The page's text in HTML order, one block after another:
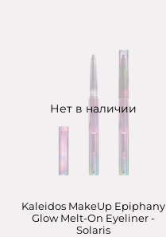
Нет в наличии
Kaleidos MakeUp Epiphany
Glow Melt-On Eyeliner -
Solaris